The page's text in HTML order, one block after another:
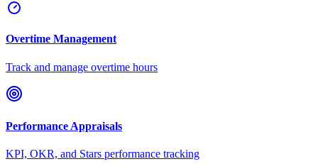
Overtime Management
Track and manage overtime hours
Performance Appraisals
KPI, OKR, and Stars performance tracking